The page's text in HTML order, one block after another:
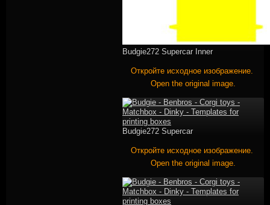
Budgie272 Supercar Inner
Откройте исходное изображение.
Open the original image.
Budgie272 Supercar
Откройте исходное изображение.
Open the original image.